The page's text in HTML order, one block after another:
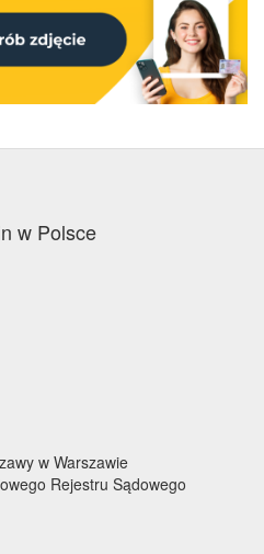
w Polsce
w Warszawie
Rejestru Sądowego